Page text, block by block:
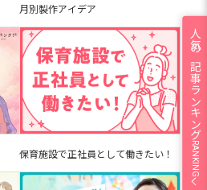
月別製作アイデア
保育施設で正社員として働きたい！
人気の記事ランキング
RANKING